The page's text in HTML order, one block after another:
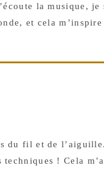
la musique, je
et cela
du fil et de l’aiguille.
! Cela